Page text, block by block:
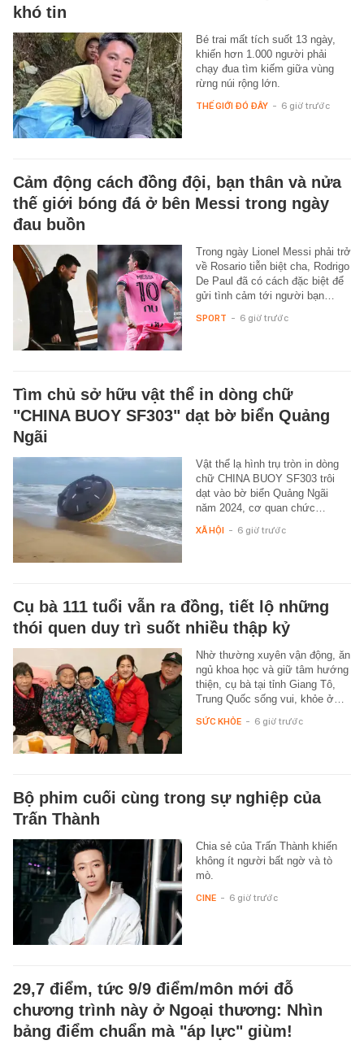
khó tin
Bé trai mất tích suốt 13 ngày,
khiến hơn 1.000 người phải
chạy đua tìm kiếm giữa vùng
rừng núi rộng lớn.
THẾ GIỚI ĐÓ ĐÂY - 6 giờ trước
Cảm động cách đồng đội, bạn thân và nửa
thế giới bóng đá ở bên Messi trong ngày
đau buồn
Trong ngày Lionel Messi phải trở
về Rosario tiễn biệt cha, Rodrigo
De Paul đã có cách đặc biệt để
gửi tình cảm tới người bạn…
SPORT - 6 giờ trước
Tìm chủ sở hữu vật thể in dòng chữ
"CHINA BUOY SF303" dạt bờ biển Quảng
Ngãi
Vật thể lạ hình trụ tròn in dòng
chữ CHINA BUOY SF303 trôi
dạt vào bờ biển Quảng Ngãi
năm 2024, cơ quan chức…
XÃ HỘI - 6 giờ trước
Cụ bà 111 tuổi vẫn ra đồng, tiết lộ những
thói quen duy trì suốt nhiều thập kỷ
Nhờ thường xuyên vận động, ăn
ngủ khoa học và giữ tâm hướng
thiện, cụ bà tại tỉnh Giang Tô,
Trung Quốc sống vui, khỏe ở…
SỨC KHỎE - 6 giờ trước
Bộ phim cuối cùng trong sự nghiệp của
Trấn Thành
Chia sẻ của Trấn Thành khiến
không ít người bất ngờ và tò
mò.
CINE - 6 giờ trước
29,7 điểm, tức 9/9 điểm/môn mới đỗ
chương trình này ở Ngoại thương: Nhìn
bảng điểm chuẩn mà "áp lực" giùm!